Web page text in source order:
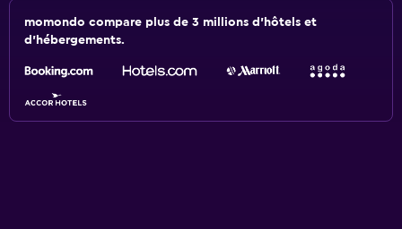
momondo compare plus de 3 millions d'hôtels et
d'hébergements.